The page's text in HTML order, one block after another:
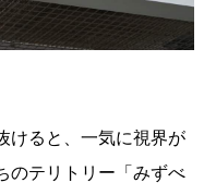
けると、一気に視界が
のテリトリー「みずべ